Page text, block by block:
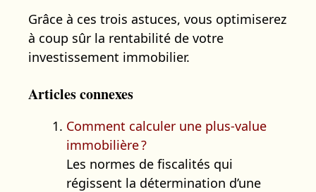
Grâce à ces trois astuces, vous optimiserez
à coup sûr la rentabilité de votre
investissement immobilier.
Articles connexes
Comment calculer une plus-value
immobilière ?
Les normes de fiscalités qui
régissent la détermination d’une